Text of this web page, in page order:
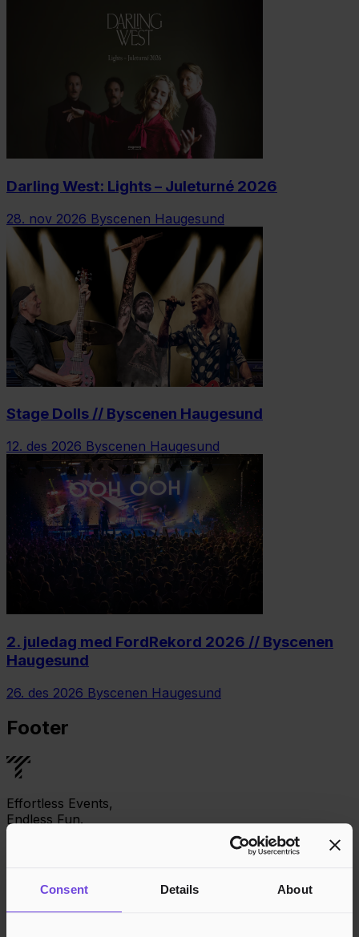
Consent Details About
Darling West: Lights – Juleturné 2026
28. nov 2026 Byscenen Haugesund
Stage Dolls // Byscenen Haugesund
12. des 2026 Byscenen Haugesund
2. juledag med FordRekord 2026 // Byscenen
Haugesund
26. des 2026 Byscenen Haugesund
Footer
Effortless Events,
Endless Fun.